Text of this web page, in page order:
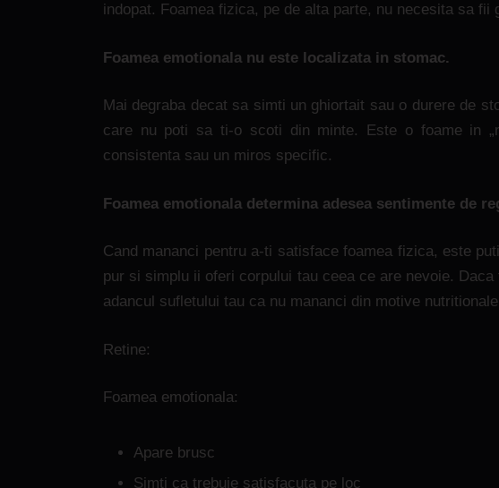
indopat. Foamea fizica, pe de alta parte, nu necesita sa
Foamea emotionala nu este localizata in stomac.
Mai degraba decat sa simti un ghiortait sau o durere de
care nu poti sa ti-o scoti din minte. Este o foame in
consistenta sau un miros specific.
Foamea emotionala determina adesea sentimente de
Cand mananci pentru a-ti satisface foamea fizica, este
pur si simplu ii oferi corpului tau ceea ce are nevoie.
adancul sufletului tau ca nu mananci din motive
Retine:
Foamea emotionala:
Apare brusc
Simti ca trebuie satisfacuta pe loc